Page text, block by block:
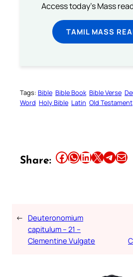
Access today's Mass
TAMIL MASS
Tags: Bible Bible Book Bible Verse
Word Holy Bible Latin Old Testament
Share: Share this article on Facebook Share this article on WhatsApp Share this article on LinkedIn Share this article on X Share this article on TelegramEmail this Article
← Deuteronomium
capitulum – 21 –
Clementine Vulgate